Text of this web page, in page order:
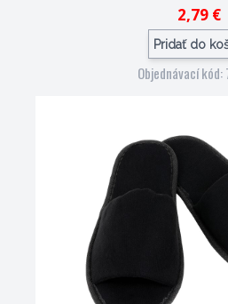
2,79 €
Pridať do
Objednávací